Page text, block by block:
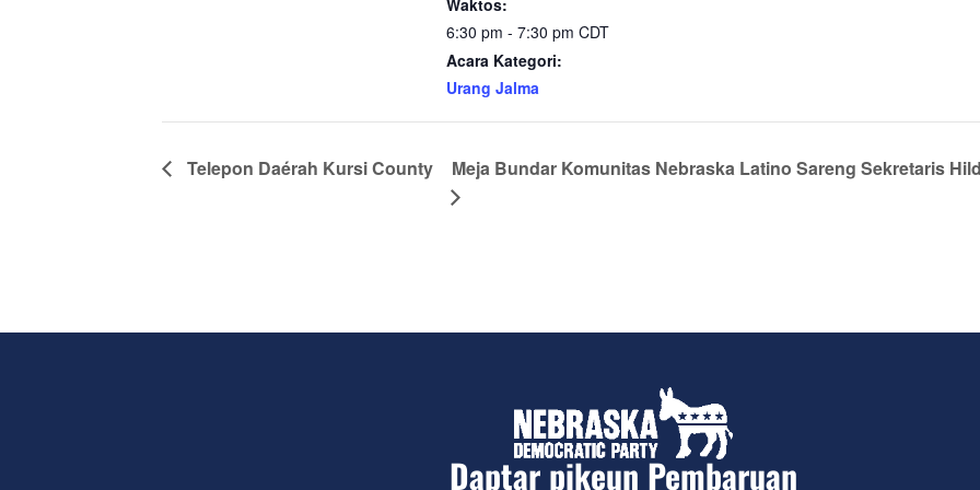
6:30 pm - 7:30 pm CDT
Acara Kategori:
Urang Jalma
Telepon Daérah Kursi County Meja Bundar Komunitas Nebraska Latino Sareng Sekretaris
Daptar pikeun Pembaruan